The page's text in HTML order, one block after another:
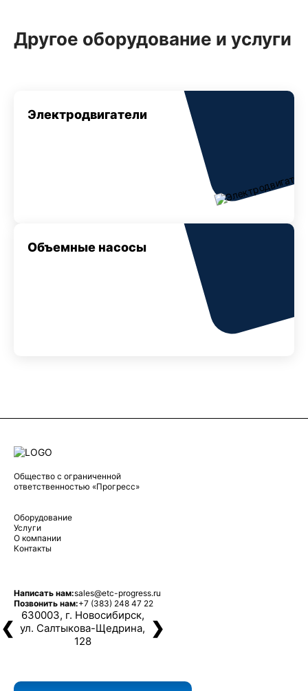
Другое оборудование и услуги
Электродвигатели
Объемные насосы
Общество с ограниченной
ответственностью «Прогресс»
Оборудование
Услуги
О компании
Контакты
Написать нам:sales@etc-progress.ru
Позвонить нам:+7 (383) 248 47 22
630003, г. Новосибирск,
ул. Салтыкова-Щедрина,
128
❮ ❯